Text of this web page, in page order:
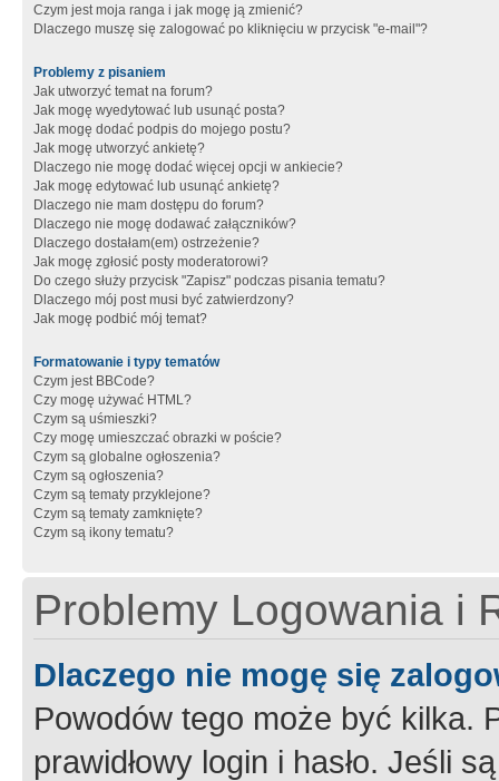
Czym jest moja ranga i jak mogę ją zmienić?
Dlaczego muszę się zalogować po kliknięciu w przycisk "e-mail"?
Problemy z pisaniem
Jak utworzyć temat na forum?
Jak mogę wyedytować lub usunąć posta?
Jak mogę dodać podpis do mojego postu?
Jak mogę utworzyć ankietę?
Dlaczego nie mogę dodać więcej opcji w ankiecie?
Jak mogę edytować lub usunąć ankietę?
Dlaczego nie mam dostępu do forum?
Dlaczego nie mogę dodawać załączników?
Dlaczego dostałam(em) ostrzeżenie?
Jak mogę zgłosić posty moderatorowi?
Do czego służy przycisk "Zapisz" podczas pisania tematu?
Dlaczego mój post musi być zatwierdzony?
Jak mogę podbić mój temat?
Formatowanie i typy tematów
Czym jest BBCode?
Czy mogę używać HTML?
Czym są uśmieszki?
Czy mogę umieszczać obrazki w poście?
Czym są globalne ogłoszenia?
Czym są ogłoszenia?
Czym są tematy przyklejone?
Czym są tematy zamknięte?
Czym są ikony tematu?
Problemy Logowania i
Dlaczego nie mogę się
Powodów tego może być kilka.
prawidłowy login i hasło. Jeśli